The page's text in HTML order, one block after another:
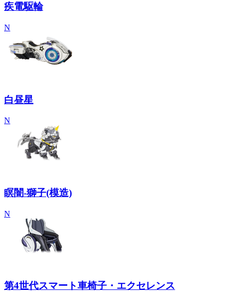
疾電駆輪
N
白昼星
N
瞑闇-獅子(模造)
N
第4世代スマート車椅子・エクセレンス